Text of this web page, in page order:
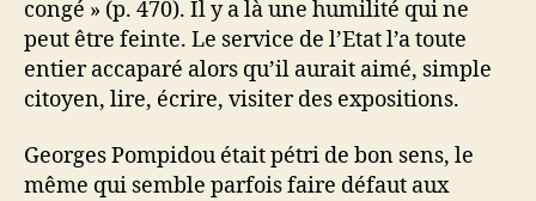
congé » (p. 470). Il y a là une humilité qui ne
peut être feinte. Le service de l’Etat l’a toute
entier accaparé alors qu’il aurait aimé, simple
citoyen, lire, écrire, visiter des expositions.
Georges Pompidou était pétri de bon sens, le
même qui semble parfois faire défaut aux